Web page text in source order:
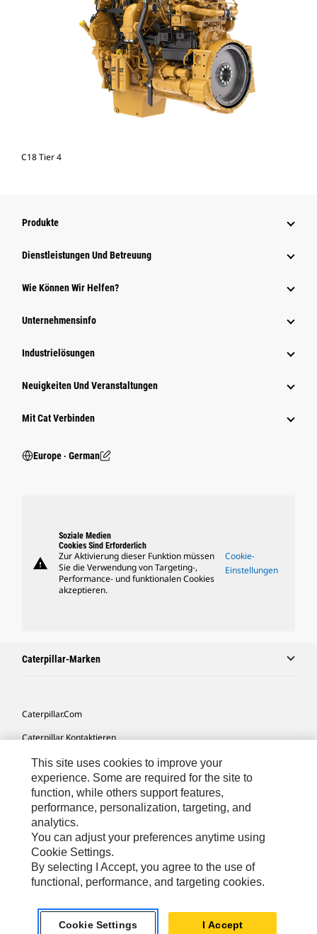
C18 Tier 4
Produkte
Dienstleistungen Und Betreuung
Wie Können Wir Helfen?
Unternehmensinfo
Industrielösungen
Neuigkeiten Und Veranstaltungen
Mit Cat Verbinden
Europe ‧ German
warning
Soziale Medien
Cookies Sind Erforderlich
Zur Aktivierung dieser Funktion müssen
Sie die Verwendung von Targeting-,
Performance- und funktionalen Cookies
akzeptieren.
Cookie-
Einstellungen
Caterpillar-Marken
Caterpillar.com
Caterpillar Kontaktieren
Meine Marketing-Präferenzen
Seitenübersicht
Cookie Settings
Rechtliche Hinweise
Datenschutz
Europe-German© 2026 Caterpillar. Alle Rechte vorbehalten.
This site uses cookies to improve your
experience. Some are required for the site to
function, while others support features,
performance, personalization, targeting, and
analytics.
You can adjust your preferences anytime using
Cookie Settings.
By selecting I Accept, you agree to the use of
functional, performance, and targeting cookies.
Cookie Settings I Accept